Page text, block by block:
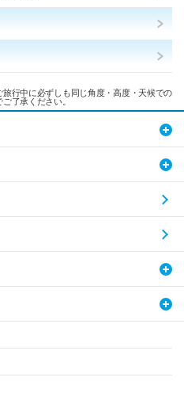
行中に必ずしも同じ角度・高度・天候での
了承ください。